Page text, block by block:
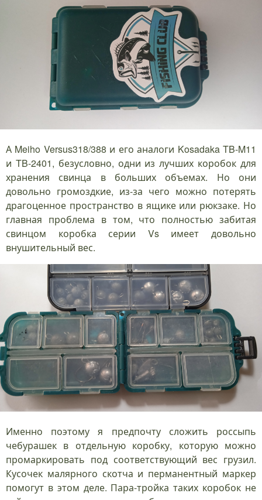
А Meiho Versus318/388 и его аналоги Kosadaka TB-M11
и TB-2401, безусловно, одни из лучших коробок для
хранения свинца в больших объемах. Но они
довольно громоздкие, из-за чего можно потерять
драгоценное пространство в ящике или рюкзаке. Но
главная проблема в том, что полностью забитая
свинцом коробка серии Vs имеет довольно
внушительный вес.
Именно поэтому я предпочту сложить россыпь
чебурашек в отдельную коробку, которую можно
промаркировать под соответствующий вес грузил.
Кусочек малярного скотча и перманентный маркер
помогут в этом деле. Пара-тройка таких коробок не